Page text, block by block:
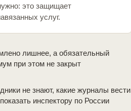
это защищает
услуг.
лишнее, а обязательный
при этом не закрыт
не знают, какие журналы вести
инспектору по России